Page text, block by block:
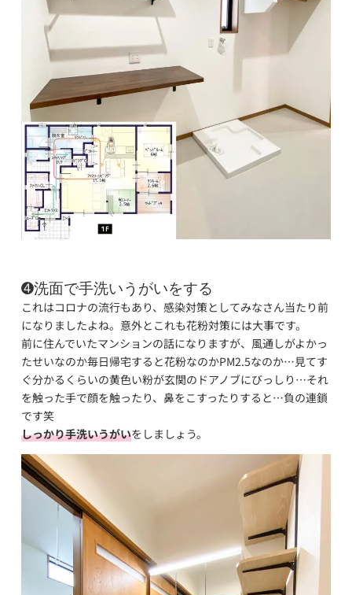
➍洗面で手洗いうがいをする
これはコロナの流行もあり、感染対策としてみなさん当たり前
になりましたよね。意外とこれも花粉対策には大事です。
前に住んでいたマンションの話になりますが、風通しがよかっ
たせいなのか毎日帰宅すると花粉なのかPM2.5なのか…見てす
ぐ分かるくらいの黄色い粉が玄関のドアノブにびっしり…それ
を触った手で顔を触ったり、鼻をこすったりすると…負の連鎖
です笑
しっかり手洗いうがいをしましょう。